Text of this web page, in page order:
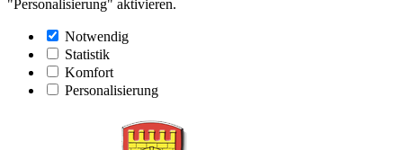
"Personalisierung" aktivieren.
Notwendig
Statistik
Komfort
Personalisierung